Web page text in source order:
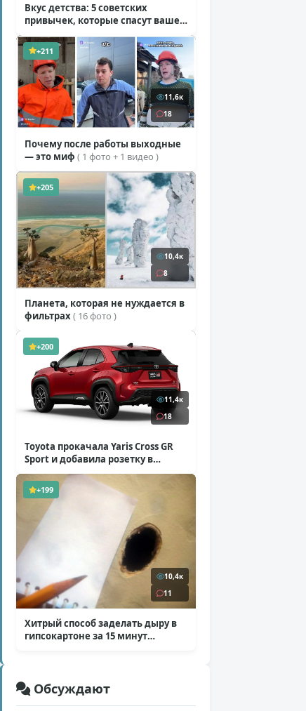
Вкус детства: 5 советских
привычек, которые спасут ваше
+211
11,6к
18
Почему после работы выходные
— это миф ( 1 фото + 1 видео )
+205
10,4к
8
Планета, которая не нуждается в
фильтрах( 16 фото )
+200
11,4к
18
Toyota прокачала Yaris Cross GR
Sport и добавила розетку в
Harrier( 5 фото )
+199
10,4к
11
Хитрый способ заделать дыру в
гипсокартоне за 15 минут
Обсуждают